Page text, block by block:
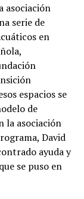
asociación
serie de
en
espacios se
de
la asociación
David
ayuda y
se puso en